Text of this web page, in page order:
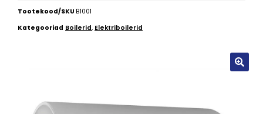
Tootekood/SKU B1001
Kategooriad Boilerid, Elektriboilerid